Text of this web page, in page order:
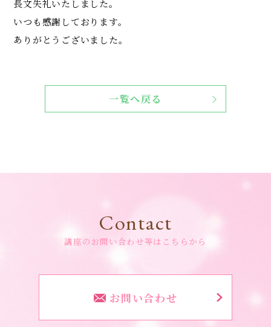
長文失礼いたしました。
いつも感謝しております。
ありがとうございました。
一覧へ戻る
Contact
講座のお問い合わせ等はこちらから
お問い合わせ